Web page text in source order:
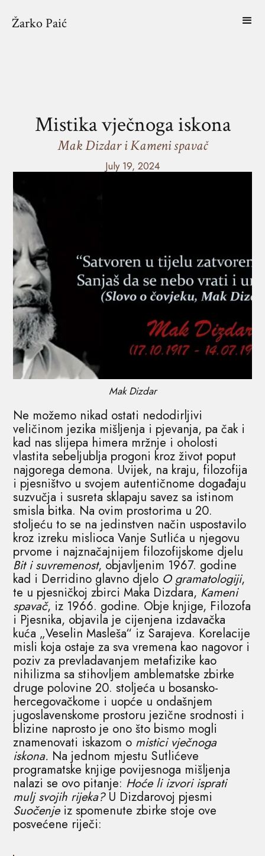
Žarko Paić
Mistika vječnoga iskona
Mak Dizdar i Kameni spavač
July 19, 2024
Mak Dizdar
Ne možemo nikad ostati nedodirljivi
veličinom jezika mišljenja i pjevanja, pa čak i
kad nas slijepa himera mržnje i oholosti
vlastita sebeljublja progoni kroz život poput
najgorega demona. Uvijek, na kraju, filozofija
i pjesništvo u svojem autentičnome događaju
suzvučja i susreta sklapaju savez sa istinom
smisla bitka. Na ovim prostorima u 20.
stoljeću to se na jedinstven način uspostavilo
kroz izreku mislioca Vanje Sutlića u njegovu
prvome i najznačajnijem filozofijskome djelu
Bit i suvremenost, objavljenim 1967. godine
kad i Derridino glavno djelo O gramatologiji,
te u pjesničkoj zbirci Maka Dizdara, Kameni
spavač, iz 1966. godine. Obje knjige, Filozofa
i Pjesnika, objavila je cijenjena izdavačka
kuća „Veselin Masleša“ iz Sarajeva. Korelacije
misli koja ostaje za sva vremena kao nagovor i
poziv za prevladavanjem metafizike kao
nihilizma sa stihovljem amblematske zbirke
druge polovine 20. stoljeća u bosansko-
hercegovačkome i uopće u ondašnjem
jugoslavenskome prostoru jezične srodnosti i
blizine naprosto je ono što bismo mogli
znamenovati iskazom o mistici vječnoga
iskona. Na jednom mjestu Sutlićeve
programatske knjige povijesnoga mišljenja
nalazi se ovo pitanje: Hoće li izvori isprati
mulj svojih rijeka? U Dizdarovoj pjesmi
Suočenje iz spomenute zbirke stoje ove
posvećene riječi: